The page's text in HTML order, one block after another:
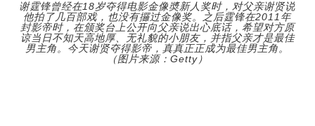
谢霆锋曾经在18岁夺得电影金像奬新人奖时，对父亲谢贤说
他拍了几百部戏，也没有攞过金像奖。之后霆锋在2011年
封影帝时，在颁奖台上公开向父亲说出心底话，希望对方原
谅当日不知天高地厚、无礼貌的小朋友，并指父亲才是最佳
男主角。今天谢贤夺得影帝，真真正正成为最佳男主角。
（图片来源：Getty）